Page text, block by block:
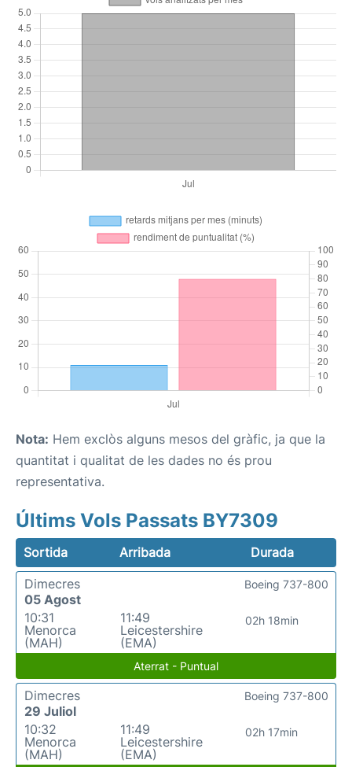
Nota: Hem exclòs alguns mesos del gràfic, ja que la
quantitat i qualitat de les dades no és prou
representativa.
Últims Vols Passats BY7309
Sortida Arribada
Durada
Dimecres
05 Agost
10:31
Menorca
(MAH)
11:49
Leicestershire
(EMA)
02h 18min
Boeing 737-800
Aterrat - Puntual
Dimecres
29 Juliol
10:32
Menorca
(MAH)
11:49
Leicestershire
(EMA)
02h 17min
Boeing 737-800